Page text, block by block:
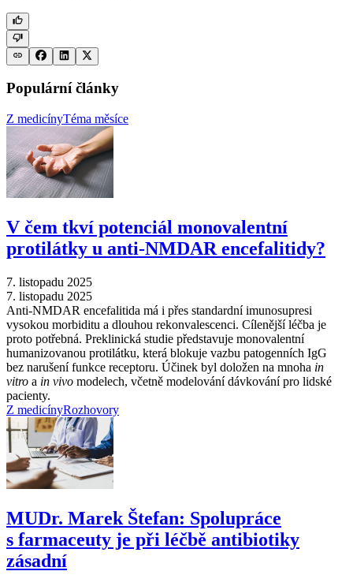
Populární články
Z medicínyTéma měsíce
V čem tkví potenciál monovalentní
protilátky u anti-NMDAR encefalitidy?
7. listopadu 2025
7. listopadu 2025
Anti-NMDAR encefalitida má i přes standardní imunosupresi
vysokou morbiditu a dlouhou rekonvalescenci. Cílenější léčba je
proto potřebná. Preklinická studie představuje monovalentní
humanizovanou protilátku, která blokuje vazbu patogenních IgG
bez narušení funkce receptoru. Účinek byl doložen na mnoha in
vitro a in vivo modelech, včetně modelování dávkování pro lidské
pacienty.
Z medicínyRozhovory
MUDr. Marek Štefan: Spolupráce
s farmaceuty je při léčbě antibiotiky
zásadní